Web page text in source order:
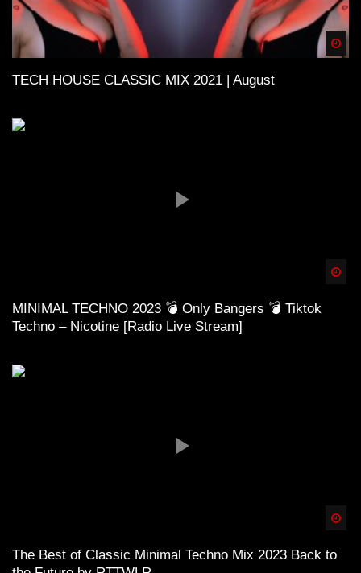
TECH HOUSE CLASSIC MIX 2021 | August
MINIMAL TECHNO 2023 💣 Only Bangers 💣 Tiktok
Techno – Nicotine [Radio Live Stream]
The Best of Classic Minimal Techno Mix 2023 Back to